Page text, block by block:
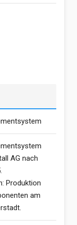
AG nach
Produktion
am